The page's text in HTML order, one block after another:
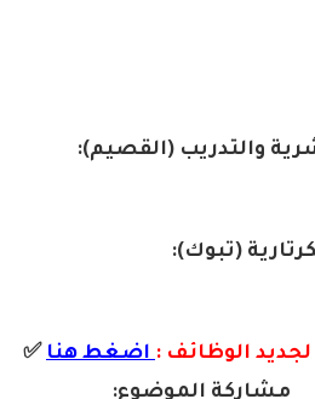
الوظائف :اضغط هنا ✅
مشاركة الموضوع: